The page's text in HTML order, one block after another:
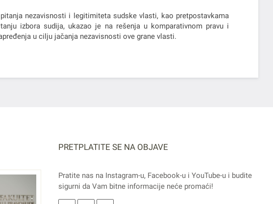
nezavisnosti i legitimiteta sudske vlasti, kao pretpostavkama
izbora sudija, ukazao je na rešenja u komparativnom pravu i
u cilјu jačanja nezavisnosti ove grane vlasti.
PRETPLATITE SE NA OBJAVE
Pratite nas na Instagram-u, Facebook-u i YouTube-u i budite
sigurni da Vam bitne informacije neće promaći!